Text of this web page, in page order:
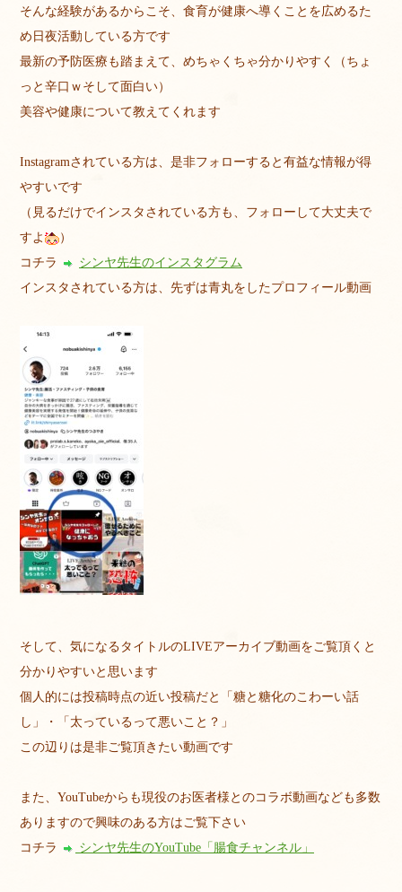
そんな経験があるからこそ、食育が健康へ導くことを広めるた
め日夜活動している方です
最新の予防医療も踏まえて、めちゃくちゃ分かりやすく（ちょ
っと辛口ｗそして面白い）
美容や健康について教えてくれます
Instagramされている方は、是非フォローすると有益な情報が得
やすいです
（見るだけでインスタされている方も、フォローして大丈夫で
すよ
）
コチラ
シンヤ先生のインスタグラム
インスタされている方は、先ずは青丸をしたプロフィール動画
そして、気になるタイトルのLIVEアーカイブ動画をご覧頂くと
分かりやすいと思います
個人的には投稿時点の近い投稿だと「糖と糖化のこわーい話
し」・「太っているって悪いこと？」
この辺りは是非ご覧頂きたい動画です
また、YouTubeからも現役のお医者様とのコラボ動画なども多数
ありますので興味のある方はご覧下さい
コチラ
シンヤ先生のYouTube「腸食チャンネル」